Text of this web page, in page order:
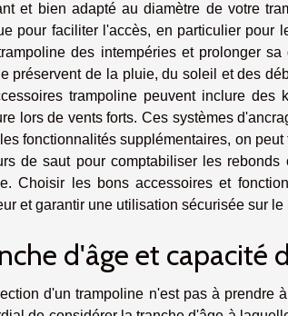
et bien adapté au diamètre de votre
pour faciliter l'accès, en particulier pour
des intempéries et prolonger
préservent de la pluie, du soleil et des
trampoline peuvent inclure
lors de vents forts. Ces systèmes
fonctionnalités supplémentaires, on
de saut pour comptabiliser les
Choisir les bons accessoires et
et garantir une utilisation sécurisée sur le
d'âge et capacité
d'un trampoline n'est pas à prendre